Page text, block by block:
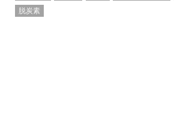
脱炭素